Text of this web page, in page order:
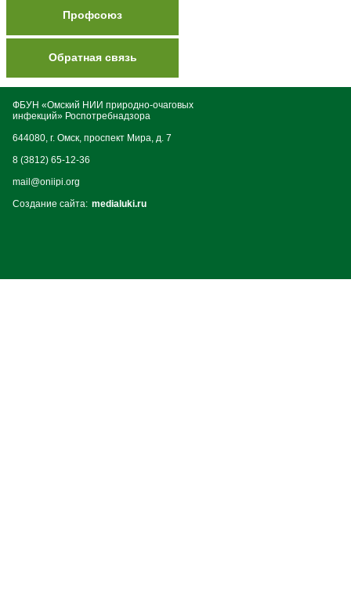
Профсоюз
Обратная связь
ФБУН «Омский НИИ природно-очаговых
инфекций» Роспотребнадзора
644080, г. Омск, проспект Мира, д. 7
8 (3812) 65-12-36
mail@oniipi.org
Создание сайта: medialuki.ru